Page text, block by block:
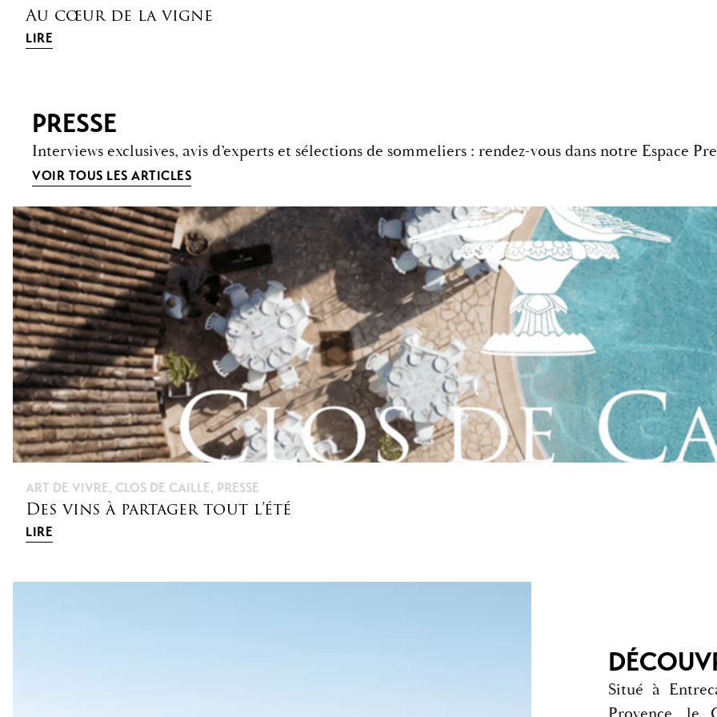
Au cœur de la vigne
LIRE
PRESSE
Interviews exclusives, avis d’experts et sélections de sommeliers : rendez-vous dans notre Espace
VOIR TOUS LES ARTICLES
ART DE VIVRE, CLOS DE CAILLE, PRESSE
Des vins à partager tout l’été
LIRE
Situé à